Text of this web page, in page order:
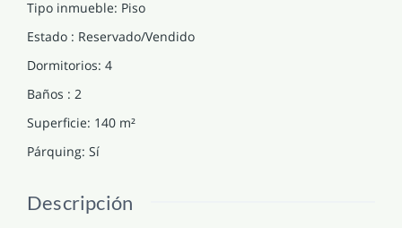
Tipo inmueble: Piso
Estado : Reservado/Vendido
Dormitorios: 4
Baños : 2
Superficie: 140 m²
Párquing: Sí
Descripción